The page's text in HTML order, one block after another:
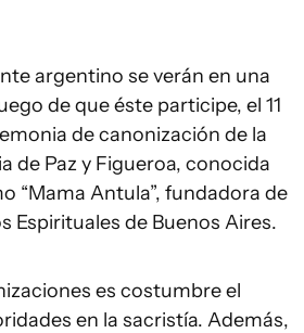
argentino se verán en una
de que éste participe, el 11
de canonización de la
de Paz y Figueroa, conocida
“Mama Antula”, fundadora de
Espirituales de Buenos Aires.
es costumbre el
en la sacristía. Además,